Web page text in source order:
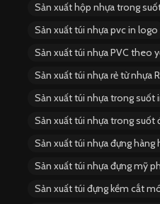
Sản xuất hộp nhựa trong
Sản xuất túi nhựa pvc in logo
Sản xuất túi nhựa PVC theo
Sản xuất túi nhựa rẻ từ nhựa
Sản xuất túi nhựa trong suốt
Sản xuất túi nhựa trong suốt
Sản xuất túi nhựa đựng hàng
Sản xuất túi nhựa đựng mỹ
Sản xuất túi đựng kềm cắt